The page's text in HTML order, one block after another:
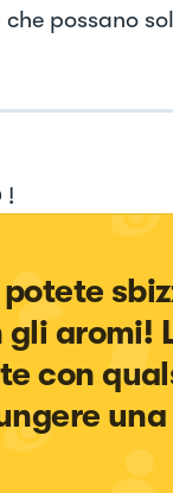
possano
!
aromi!
con